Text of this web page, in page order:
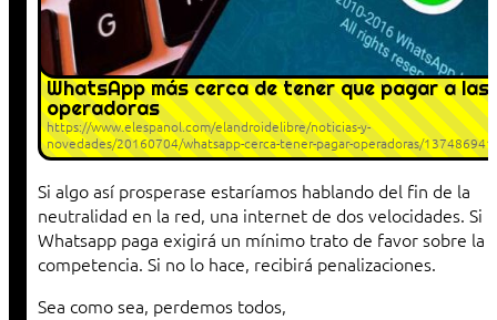
WhatsApp más cerca de tener que pagar a las
operadoras
https://www.elespanol.com/elandroidelibre/noticias-y-
novedades/20160704/whatsapp-cerca-tener-pagar-operadoras/
Si algo así prosperase estaríamos hablando del fin de la
neutralidad en la red, una internet de dos velocidades. Si
Whatsapp paga exigirá un mínimo trato de favor sobre la
competencia. Si no lo hace, recibirá penalizaciones.
Sea como sea, perdemos todos,